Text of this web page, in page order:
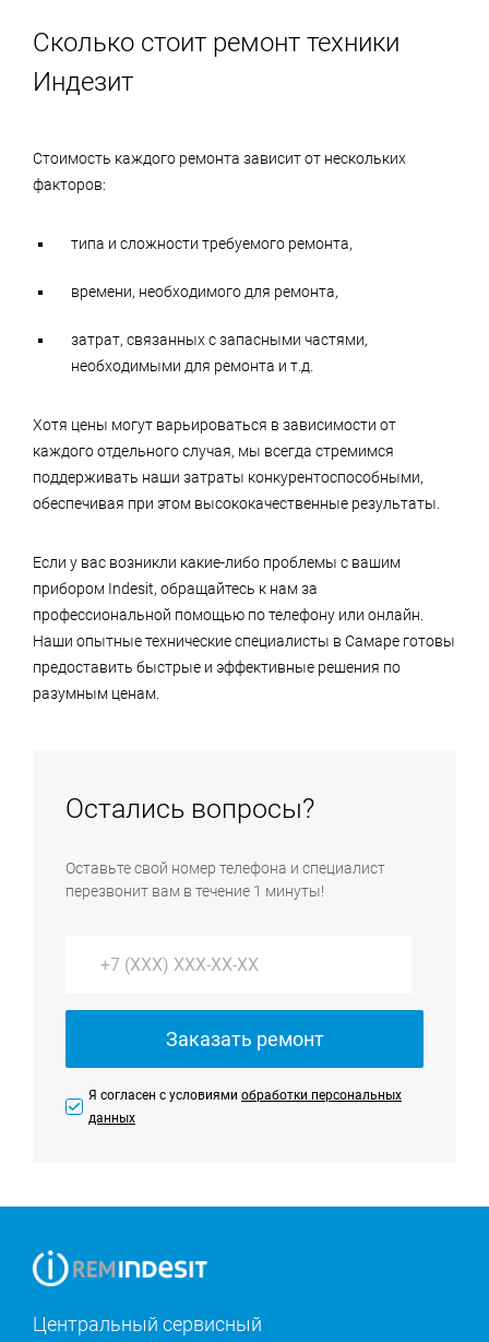
Сколько стоит ремонт техники
Индезит
Стоимость каждого ремонта зависит от нескольких
факторов:
типа и сложности требуемого ремонта,
времени, необходимого для ремонта,
затрат, связанных с запасными частями,
необходимыми для ремонта и т.д.
Хотя цены могут варьироваться в зависимости от
каждого отдельного случая, мы всегда стремимся
поддерживать наши затраты конкурентоспособными,
обеспечивая при этом высококачественные результаты.
Если у вас возникли какие-либо проблемы с вашим
прибором Indesit, обращайтесь к нам за
профессиональной помощью по телефону или онлайн.
Наши опытные технические специалисты в Самаре готовы
предоставить быстрые и эффективные решения по
разумным ценам.
Остались вопросы?
Оставьте свой номер телефона и специалист
перезвонит вам в течение 1 минуты!
Заказать ремонт
Я согласен с условиями обработки персональных
данных
Центральный сервисный